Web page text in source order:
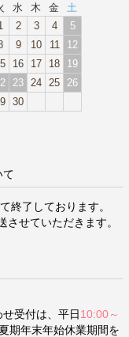
水 木 金
土
2 3 4
5
9 10 11
12
16 17 18
19
23 24 25
26
30
て
終了しております。
させていただきます。
受付は、平日 10:00～
期年末年始休業期間を